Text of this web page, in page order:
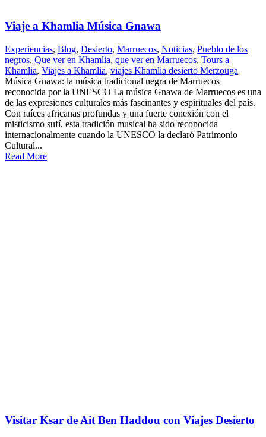
Viaje a Khamlia Música Gnawa
Experiencias, Blog, Desierto, Marruecos, Noticias, Pueblo de los
negros, Que ver en Khamlia, que ver en Marruecos, Tours a
Khamlia, Viajes a Khamlia, viajes Khamlia desierto Merzouga
Música Gnawa: la música tradicional negra de Marruecos
reconocida por la UNESCO La música Gnawa de Marruecos es una
de las expresiones culturales más fascinantes y espirituales del país.
Con raíces africanas profundas y una fuerte conexión con el
misticismo sufí, esta tradición musical ha sido reconocida
internacionalmente cuando la UNESCO la declaró Patrimonio
Cultural...
Read More
Visitar Ksar de Ait Ben Haddou con Viajes Desierto